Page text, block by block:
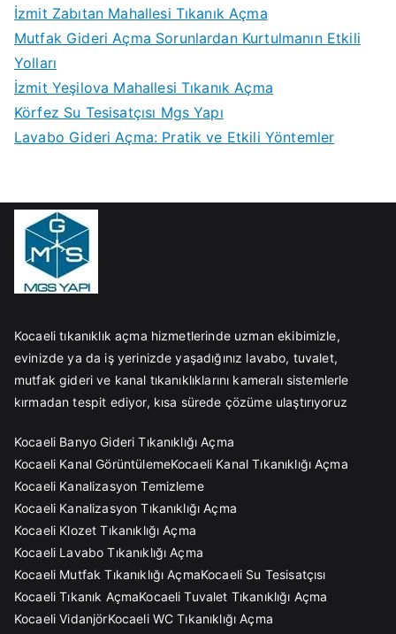
İzmit Zabıtan Mahallesi Tıkanık Açma
Mutfak Gideri Açma Sorunlardan Kurtulmanın Etkili
Yolları
İzmit Yeşilova Mahallesi Tıkanık Açma
Körfez Su Tesisatçısı Mgs Yapı
Lavabo Gideri Açma: Pratik ve Etkili Yöntemler
Kocaeli tıkanıklık açma hizmetlerinde uzman ekibimizle,
evinizde ya da iş yerinizde yaşadığınız lavabo, tuvalet,
mutfak gideri ve kanal tıkanıklıklarını kameralı sistemlerle
kırmadan tespit ediyor, kısa sürede çözüme ulaştırıyoruz
Kocaeli Banyo Gideri Tıkanıklığı Açma
Kocaeli Kanal GörüntülemeKocaeli Kanal Tıkanıklığı Açma
Kocaeli Kanalizasyon Temizleme
Kocaeli Kanalizasyon Tıkanıklığı Açma
Kocaeli Klozet Tıkanıklığı Açma
Kocaeli Lavabo Tıkanıklığı Açma
Kocaeli Mutfak Tıkanıklığı AçmaKocaeli Su Tesisatçısı
Kocaeli Tıkanık AçmaKocaeli Tuvalet Tıkanıklığı Açma
Kocaeli VidanjörKocaeli WC Tıkanıklığı Açma